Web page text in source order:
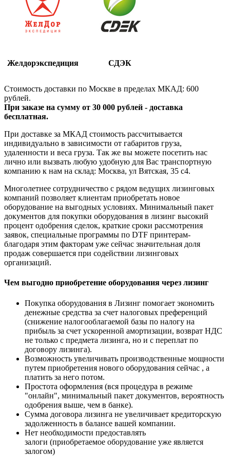
Желдорэкспедиция СДЭК
Стоимость доставки по Москве в пределах МКАД: 600
рублей.
При заказе на сумму от 30 000 рублей - доставка
бесплатная.
При доставке за МКАД стоимость рассчитывается
индивидуально в зависимости от габаритов груза,
удаленности и веса груза. Так же вы можете посетить нас
лично или вызвать любую удобную для Вас транспортную
компанию к нам на склад: Москва, ул Вятская, 35 c4.
Многолетнее сотрудничество с рядом ведущих лизинговых
компаний позволяет клиентам приобретать новое
оборудование на выгодных условиях. Минимальный пакет
документов для покупки оборудования в лизинг высокий
процент одобрения сделок, краткие сроки рассмотрения
заявок, специальные программы по DTF принтерам-
благодаря этим факторам уже сейчас значительная доля
продаж совершается при содействии лизинговых
организаций.
Чем выгодно приобретение оборудования через лизинг
Покупка оборудования в Лизинг помогает экономить
денежные средства за счет налоговых преференций
(снижение налогооблагаемой базы по налогу на
прибыль за счет ускоренной амортизации, возврат НДС
не только с предмета лизинга, но и с переплат по
договору лизинга).
Возможность увеличивать производственные мощности
путем приобретения нового оборудования сейчас , а
платить за него потом.
Простота оформления (вся процедура в режиме
"онлайн", минимальный пакет документов, вероятность
одобрения выше, чем в банке).
Сумма договора лизинга не увеличивает кредиторскую
задолженность в балансе вашей компании.
Нет необходимости предоставлять
залоги (приобретаемое оборудование уже является
залогом)